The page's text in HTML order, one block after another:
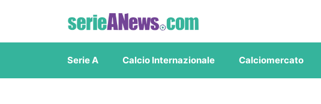
contenuto
Serie A Calcio Internazionale Calciomercato